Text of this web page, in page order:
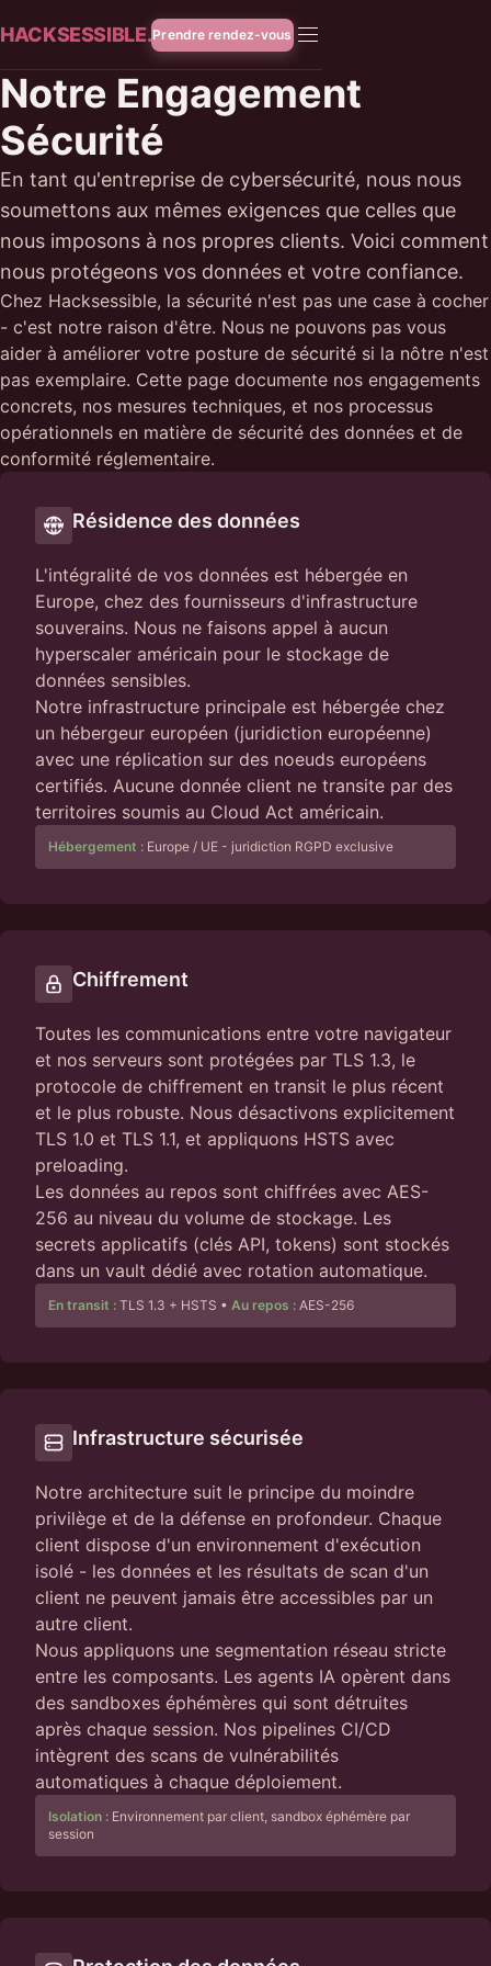
HACKSESSIBLE.Prendre rendez-vous
Notre Engagement
Sécurité
En tant qu'entreprise de cybersécurité, nous nous
soumettons aux mêmes exigences que celles que
nous imposons à nos propres clients. Voici comment
nous protégeons vos données et votre confiance.
Chez Hacksessible, la sécurité n'est pas une case à cocher
- c'est notre raison d'être. Nous ne pouvons pas vous
aider à améliorer votre posture de sécurité si la nôtre n'est
pas exemplaire. Cette page documente nos engagements
concrets, nos mesures techniques, et nos processus
opérationnels en matière de sécurité des données et de
conformité réglementaire.
Résidence des données
L'intégralité de vos données est hébergée en
Europe, chez des fournisseurs d'infrastructure
souverains. Nous ne faisons appel à aucun
hyperscaler américain pour le stockage de
données sensibles.
Notre infrastructure principale est hébergée chez
un hébergeur européen (juridiction européenne)
avec une réplication sur des noeuds européens
certifiés. Aucune donnée client ne transite par des
territoires soumis au Cloud Act américain.
Hébergement : Europe / UE - juridiction RGPD exclusive
Chiffrement
Toutes les communications entre votre navigateur
et nos serveurs sont protégées par TLS 1.3, le
protocole de chiffrement en transit le plus récent
et le plus robuste. Nous désactivons explicitement
TLS 1.0 et TLS 1.1, et appliquons HSTS avec
preloading.
Les données au repos sont chiffrées avec AES-
256 au niveau du volume de stockage. Les
secrets applicatifs (clés API, tokens) sont stockés
dans un vault dédié avec rotation automatique.
En transit : TLS 1.3 + HSTS • Au repos : AES-256
Infrastructure sécurisée
Notre architecture suit le principe du moindre
privilège et de la défense en profondeur. Chaque
client dispose d'un environnement d'exécution
isolé - les données et les résultats de scan d'un
client ne peuvent jamais être accessibles par un
autre client.
Nous appliquons une segmentation réseau stricte
entre les composants. Les agents IA opèrent dans
des sandboxes éphémères qui sont détruites
après chaque session. Nos pipelines CI/CD
intègrent des scans de vulnérabilités
automatiques à chaque déploiement.
Isolation : Environnement par client, sandbox éphémère par
session